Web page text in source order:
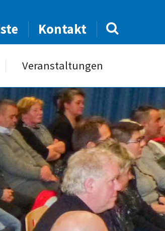
Kontakt
Veranstaltungen